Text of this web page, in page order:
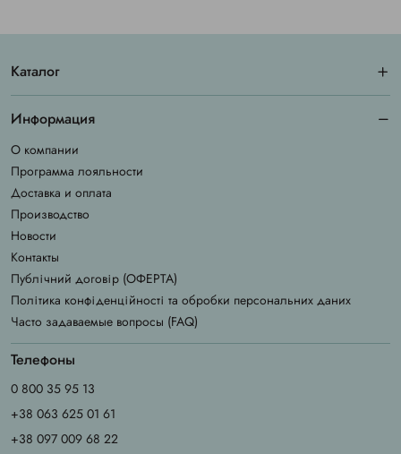
Каталог
Информация
О компании
Программа лояльности
Доставка и оплата
Производство
Новости
Контакты
Публічний договір (ОФЕРТА)
Політика конфіденційності та обробки персональних даних
Часто задаваемые вопросы (FAQ)
Телефоны
0 800 35 95 13
+38 063 625 01 61
+38 097 009 68 22